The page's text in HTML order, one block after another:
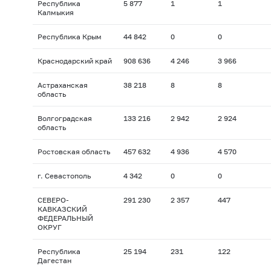
Республика
Калмыкия
5 877 1 1
Республика Крым 44 842 0 0
Краснодарский край 908 636 4 246 3 966
Астраханская
область
38 218 8 8
Волгоградская
область
133 216 2 942 2 924
Ростовская область 457 632 4 936 4 570
г. Севастополь 4 342 0 0
СЕВЕРО-
КАВКАЗСКИЙ
ФЕДЕРАЛЬНЫЙ
ОКРУГ
291 230 2 357 447
Республика
Дагестан
25 194 231 122